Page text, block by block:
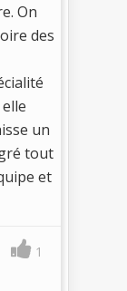
On
des
un
tout
et
1